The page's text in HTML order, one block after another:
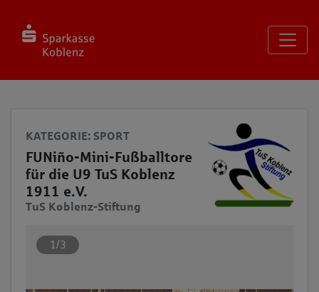
KATEGORIE: SPORT
FUNiño-Mini-Fußballtore
für die U9 TuS Koblenz
1911 e.V.
TuS Koblenz-Stiftung
1/3